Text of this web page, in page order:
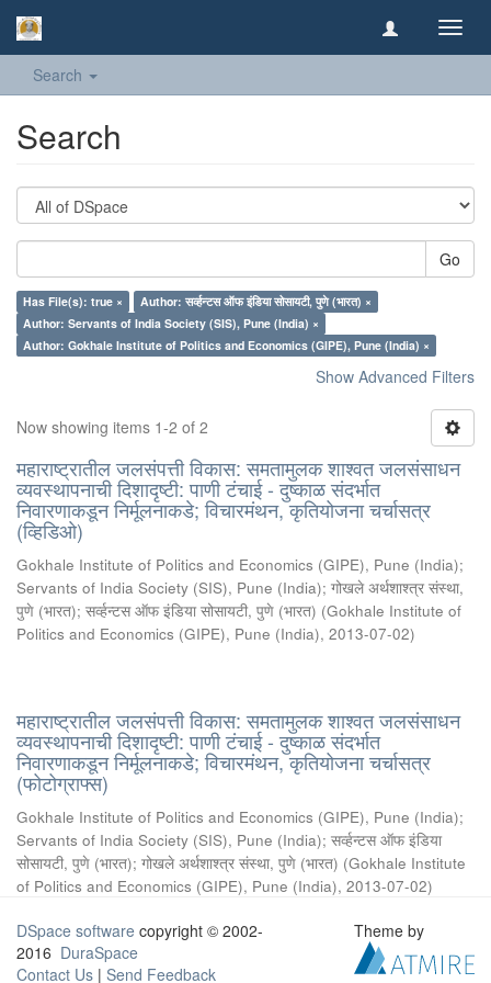
Search
Search
Go
Has File(s): true ×
Author: सर्व्हन्टस ऑफ इंडिया सोसायटी, पुणे (भारत) ×
Author: Servants of India Society (SIS), Pune (India) ×
Author: Gokhale Institute of Politics and Economics (GIPE), Pune (India) ×
Show Advanced Filters
Now showing items 1-2 of 2
महाराष्ट्रातील जलसंपत्ती विकास: समतामुलक शाश्वत जलसंसाधन
व्यवस्थापनाची दिशादृष्टी: पाणी टंचाई - दुष्काळ संदर्भात
निवारणाकडून निर्मूलनाकडे; विचारमंथन, कृतियोजना चर्चासत्र
(व्हिडिओ)
Gokhale Institute of Politics and Economics (GIPE), Pune (India);
Servants of India Society (SIS), Pune (India); गोखले अर्थशाश्त्र संस्था,
पुणे (भारत); सर्व्हन्टस ऑफ इंडिया सोसायटी, पुणे (भारत) (Gokhale Institute of
Politics and Economics (GIPE), Pune (India), 2013-07-02)
महाराष्ट्रातील जलसंपत्ती विकास: समतामुलक शाश्वत जलसंसाधन
व्यवस्थापनाची दिशादृष्टी: पाणी टंचाई - दुष्काळ संदर्भात
निवारणाकडून निर्मूलनाकडे; विचारमंथन, कृतियोजना चर्चासत्र
(फोटोग्राफ्स)
Gokhale Institute of Politics and Economics (GIPE), Pune (India);
Servants of India Society (SIS), Pune (India); सर्व्हन्टस ऑफ इंडिया
सोसायटी, पुणे (भारत); गोखले अर्थशाश्त्र संस्था, पुणे (भारत) (Gokhale Institute
of Politics and Economics (GIPE), Pune (India), 2013-07-02)
DSpace software copyright © 2002-
2016 DuraSpace
Contact Us | Send Feedback
Theme by